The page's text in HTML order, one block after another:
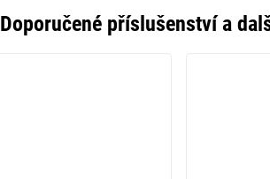
Doporučené příslušenství a